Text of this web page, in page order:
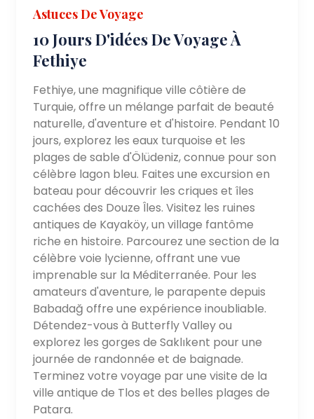
Astuces De Voyage
10 Jours D'idées De Voyage À
Fethiye
Fethiye, une magnifique ville côtière de
Turquie, offre un mélange parfait de beauté
naturelle, d'aventure et d'histoire. Pendant 10
jours, explorez les eaux turquoise et les
plages de sable d'Ölüdeniz, connue pour son
célèbre lagon bleu. Faites une excursion en
bateau pour découvrir les criques et îles
cachées des Douze Îles. Visitez les ruines
antiques de Kayaköy, un village fantôme
riche en histoire. Parcourez une section de la
célèbre voie lycienne, offrant une vue
imprenable sur la Méditerranée. Pour les
amateurs d'aventure, le parapente depuis
Babadağ offre une expérience inoubliable.
Détendez-vous à Butterfly Valley ou
explorez les gorges de Saklıkent pour une
journée de randonnée et de baignade.
Terminez votre voyage par une visite de la
ville antique de Tlos et des belles plages de
Patara.